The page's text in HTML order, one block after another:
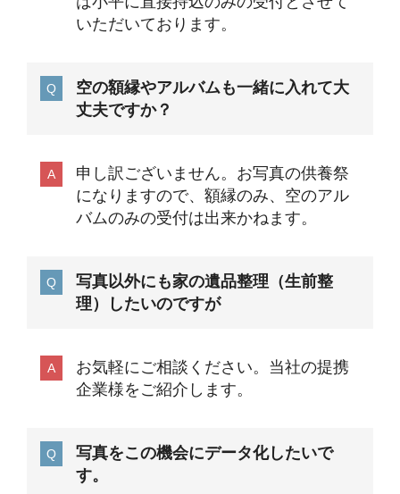
いただいております。
空の額縁やアルバムも一緒に入れて大
丈夫ですか？
申し訳ございません。お写真の供養祭
になりますので、額縁のみ、空のアル
バムのみの受付は出来かねます。
写真以外にも家の遺品整理（生前整
理）したいのですが
お気軽にご相談ください。当社の提携
企業様をご紹介します。
写真をこの機会にデータ化したいで
す。